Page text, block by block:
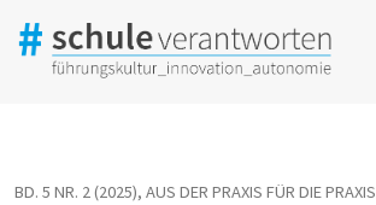
BD. 5 NR. 2 (2025), AUS DER PRAXIS FÜR DIE PRAXIS